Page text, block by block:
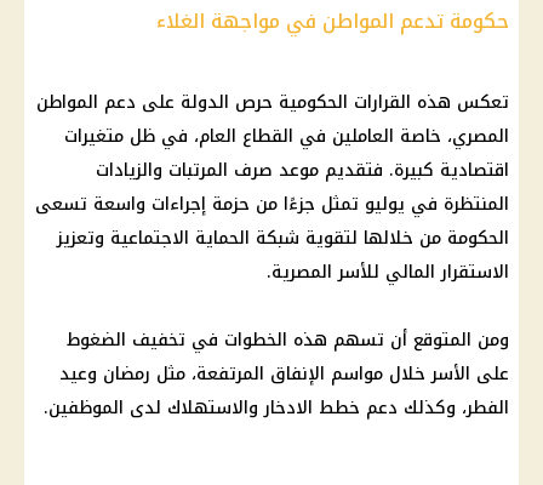
حكومة تدعم المواطن في مواجهة الغلاء
تعكس هذه القرارات الحكومية حرص الدولة على دعم المواطن
المصري، خاصة العاملين في القطاع العام، في ظل متغيرات
اقتصادية كبيرة. فتقديم موعد صرف المرتبات والزيادات
المنتظرة في يوليو تمثل جزءًا من حزمة إجراءات واسعة تسعى
الحكومة من خلالها لتقوية شبكة الحماية الاجتماعية وتعزيز
الاستقرار المالي للأسر المصرية.
ومن المتوقع أن تسهم هذه الخطوات في تخفيف الضغوط
على الأسر خلال مواسم الإنفاق المرتفعة، مثل رمضان وعيد
الفطر، وكذلك دعم خطط الادخار والاستهلاك لدى الموظفين.